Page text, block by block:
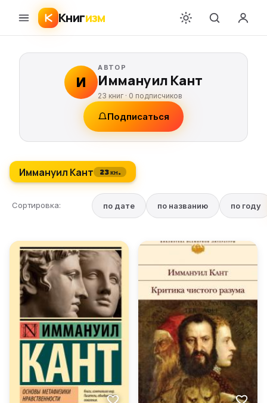
Книгизм
И
АВТОР
Иммануил Кант
23 книг ·0 подписчиков
Подписаться
Иммануил Кант 23 кн.
Сортировка: по дате по названию по году